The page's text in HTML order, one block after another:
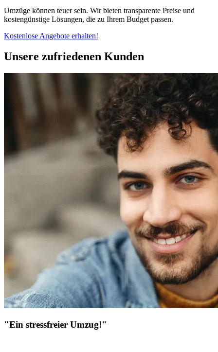
Umzüge können teuer sein. Wir bieten transparente Preise und
kostengünstige Lösungen, die zu Ihrem Budget passen.
Kostenlose Angebote erhalten!
Unsere zufriedenen Kunden
"Ein stressfreier Umzug!"